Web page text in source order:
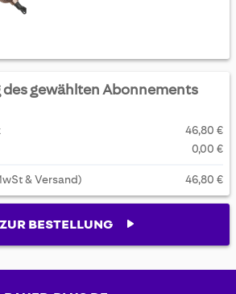
des gewählten Abonnements
46,80 €
0,00 €
& Versand) 46,80 €
ZUR BESTELLUNG